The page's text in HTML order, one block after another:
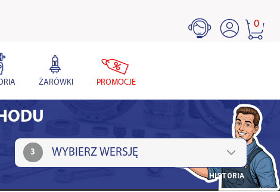
0
ŻARÓWKI PROMOCJE
3
HISTORIA